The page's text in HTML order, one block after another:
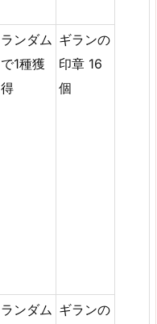
ランダム
で1種獲
得
ギランの
印章 16
個
ランダム ギランの